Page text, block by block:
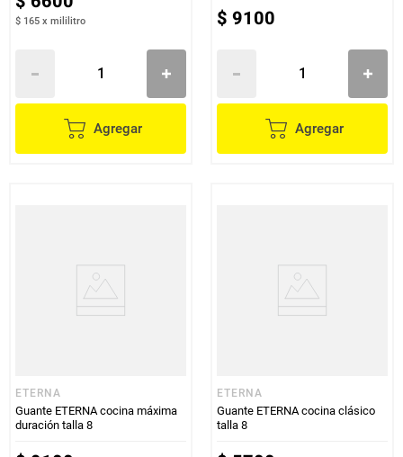
$ 165 x mililitro
Agregar
$ 9100
Agregar
ETERNA
Guante ETERNA cocina máxima
duración talla 8
ETERNA
Guante ETERNA cocina clásico
talla 8